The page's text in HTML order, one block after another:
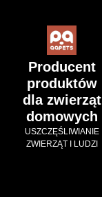
Producent
produktów
dla zwierząt
domowych
USZCZĘŚLIWIANIE
ZWIERZĄT I LUDZI